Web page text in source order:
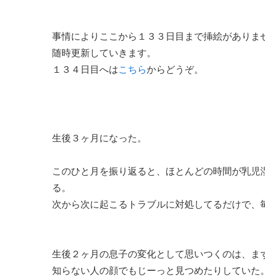
事情によりここから１３３日目まで挿絵がありま
随時更新していきます。
１３４日目へはこちらからどうぞ。
生後３ヶ月になった。
このひと月を振り返ると、ほとんどの時間が乳
る。
次から次に起こるトラブルに対処してるだけで
生後２ヶ月の息子の変化として思いつくのは、
知らない人の顔でもじーっと見つめたりしていた